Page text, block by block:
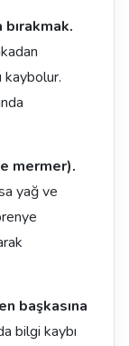
kaybolur.
mermer).
yağ ve
başkasına
bilgi kaybı